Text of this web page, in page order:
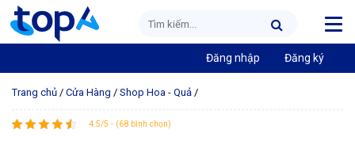
Đăng nhập Đăng ký
Trang chủ / Cửa Hàng / Shop Hoa - Quả /
4.5/5 - (68 bình chọn)